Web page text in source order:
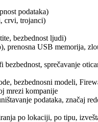
podataka)
crvi, trojanci)
bezbednost ljudi)
prenosna USB memorija,
sprečavanje
bezbednosni modeli,
mrezi kompanije
podataka, značaj
po lokaciji, po tipu,